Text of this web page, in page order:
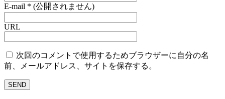
E-mail * (公開されません)
URL
次回のコメントで使用するためブラウザーに自分の名
前、メールアドレス、サイトを保存する。